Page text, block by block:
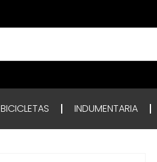
BICICLETAS INDUMENTARIA